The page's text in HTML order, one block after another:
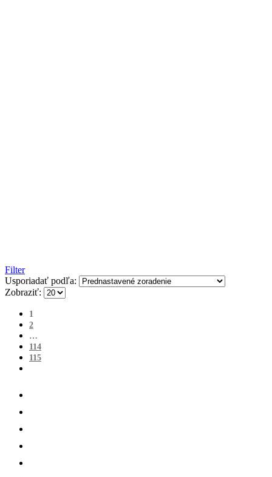
Filter
Usporiadať podľa:
Zobraziť:
1
2
…
114
115